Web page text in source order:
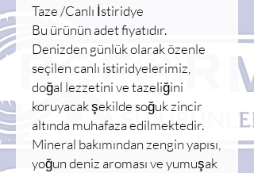
Taze /Canlı İstiridye
Bu ürünün adet fiyatıdır.
Denizden günlük olarak özenle
seçilen canlı istiridyelerimiz,
doğal lezzetini ve tazeliğini
koruyacak şekilde soğuk zincir
altında muhafaza edilmektedir.
Mineral bakımından zengin yapısı,
yoğun deniz aroması ve yumuşak